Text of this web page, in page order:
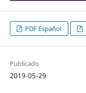
PDF Español
Publicado
2019-05-29